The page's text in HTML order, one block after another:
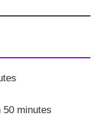
50 minutes